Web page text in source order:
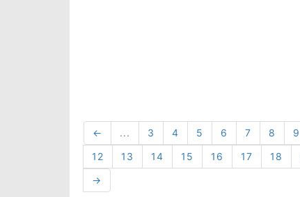
← ... 3 4 5 6 7 8 9
12
13 14 15 16 17 18
→